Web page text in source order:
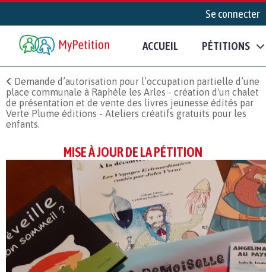
Se connecter
ACCUEIL PÉTITIONS
Demande d’autorisation pour l’occupation partielle d’une
place communale à Raphèle les Arles - création d'un chalet
de présentation et de vente des livres jeunesse édités par
Verte Plume éditions - Ateliers créatifs gratuits pour les
enfants.
MISE À JOUR DE LA PÉTITION